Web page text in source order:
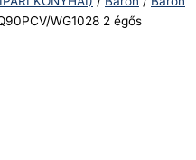
WG1028 2 égős